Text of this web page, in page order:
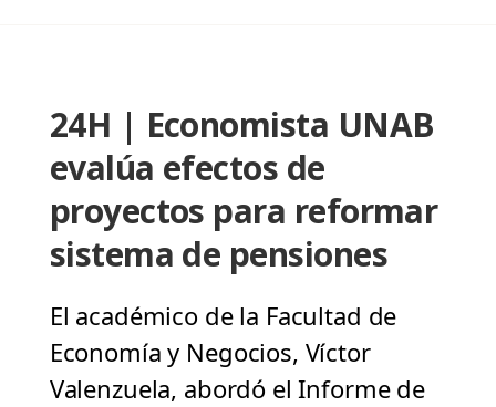
24H | Economista UNAB
evalúa efectos de
proyectos para reformar
sistema de pensiones
El académico de la Facultad de
Economía y Negocios, Víctor
Valenzuela, abordó el Informe de